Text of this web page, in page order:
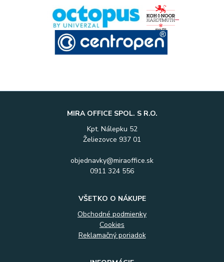
MIRA OFFICE SPOL. S R.O.
Kpt. Nálepku 52
Želiezovce 937 01
objednavky@miraoffice.sk
0911 324 556
VŠETKO O NÁKUPE
Obchodné podmienky
Cookies
Reklamačný poriadok